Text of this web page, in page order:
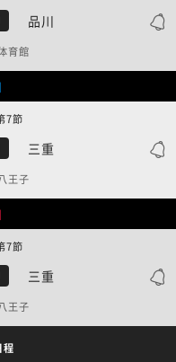
品川
育館
三重
節
王子
三重
節
王子
程